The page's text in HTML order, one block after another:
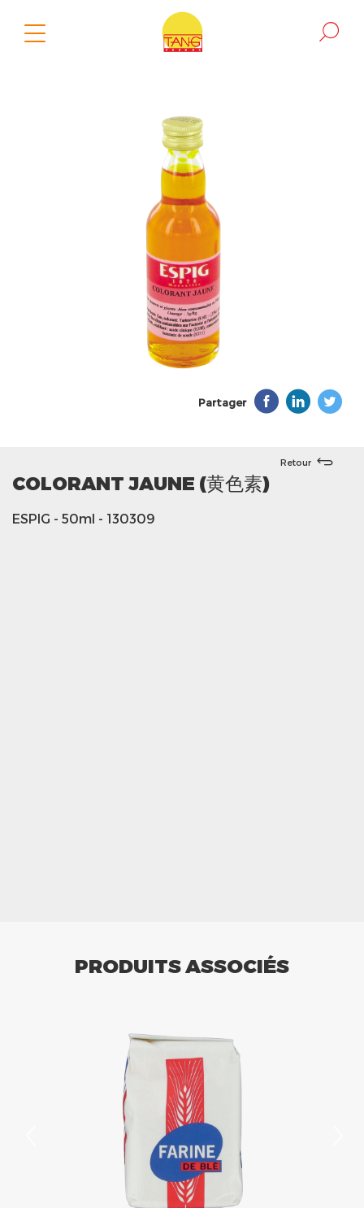
Partager
Retour
COLORANT JAUNE (黄色素)
ESPIG - 50ml - 130309
PRODUITS ASSOCIÉS